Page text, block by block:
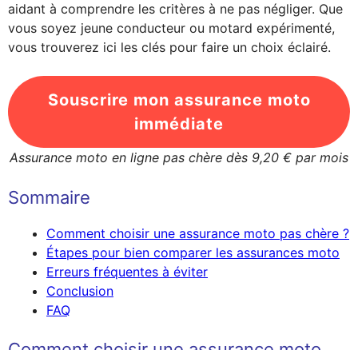
aidant à comprendre les critères à ne pas négliger. Que
vous soyez jeune conducteur ou motard expérimenté,
vous trouverez ici les clés pour faire un choix éclairé.
Souscrire mon assurance moto
immédiate
Assurance moto en ligne pas chère dès 9,20 € par mois
Sommaire
Comment choisir une assurance moto pas chère ?
Étapes pour bien comparer les assurances moto
Erreurs fréquentes à éviter
Conclusion
FAQ